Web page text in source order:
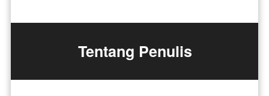
Tentang Penulis